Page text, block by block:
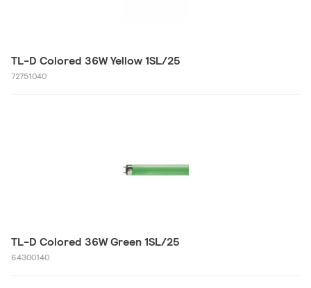
TL-D Colored 36W Yellow 1SL/25
72751040
TL-D Colored 36W Green 1SL/25
64300140